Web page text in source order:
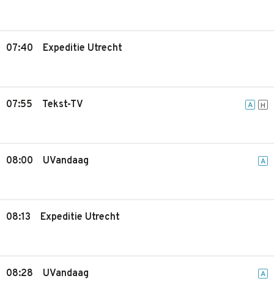
07:40 Expeditie Utrecht
07:55 Tekst-TV A H
08:00 UVandaag A
08:13 Expeditie Utrecht
08:28 UVandaag A